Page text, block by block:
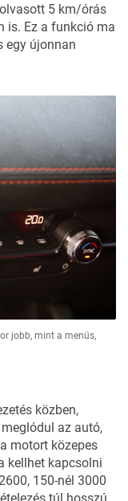
5 km/órás
is. Ez a funkció ma
egy újonnan
jobb, mint a menüs,
közben,
az autó,
motort közepes
kellhet kapcsolni
150-nél 3000
túl hosszú,